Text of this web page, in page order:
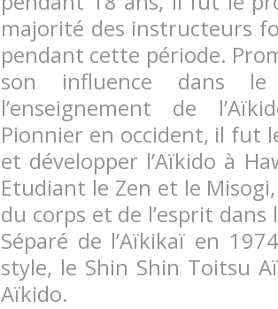
majorité des instructeurs
pendant cette période.
son influence dans le
l’enseignement de
Pionnier en occident, il fut
et développer l’Aïkido à
Etudiant le Zen et le
du corps et de l’esprit dans
Séparé de l’Aïkikaï en
style, le Shin Shin Toitsu
Aïkido.